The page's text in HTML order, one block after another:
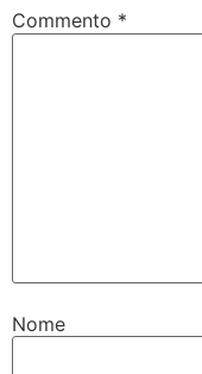
Commento *
Nome